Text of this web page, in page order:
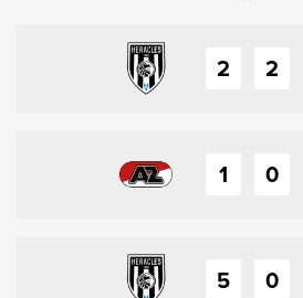
2 2
1 0
5 0